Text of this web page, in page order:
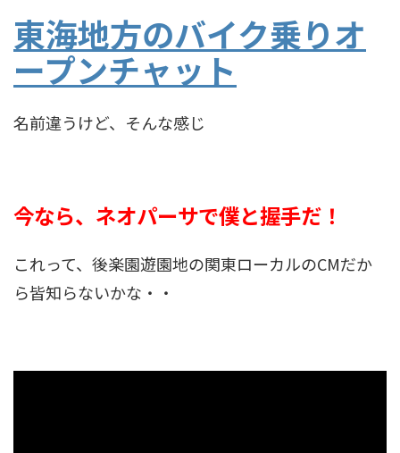
東海地方のバイク乗りオ
ープンチャット
名前違うけど、そんな感じ
今なら、ネオパーサで僕と握手だ！
これって、後楽園遊園地の関東ローカルのCMだか
ら皆知らないかな・・